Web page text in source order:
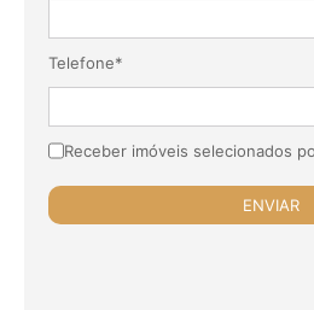
Telefone*
Receber imóveis selecionados